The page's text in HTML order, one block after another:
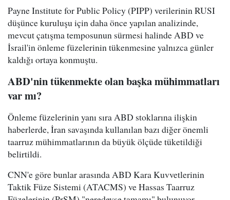
Payne Institute for Public Policy (PIPP) verilerinin RUSI
düşünce kuruluşu için daha önce yapılan analizinde,
mevcut çatışma temposunun sürmesi halinde ABD ve
İsrail'in önleme füzelerinin tükenmesine yalnızca günler
kaldığı ortaya konmuştu.
ABD'nin tükenmekte olan başka mühimmatları
var mı?
Önleme füzelerinin yanı sıra ABD stoklarına ilişkin
haberlerde, İran savaşında kullanılan bazı diğer önemli
taarruz mühimmatlarının da büyük ölçüde tüketildiği
belirtildi.
CNN'e göre bunlar arasında ABD Kara Kuvvetlerinin
Taktik Füze Sistemi (ATACMS) ve Hassas Taarruz